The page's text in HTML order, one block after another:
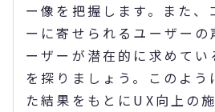
ー像を把握します。また、
ーに寄せられるユーザーの
ーザーが潜在的に求めてい
を探りましょう。このよう
た結果をもとにUX向上の